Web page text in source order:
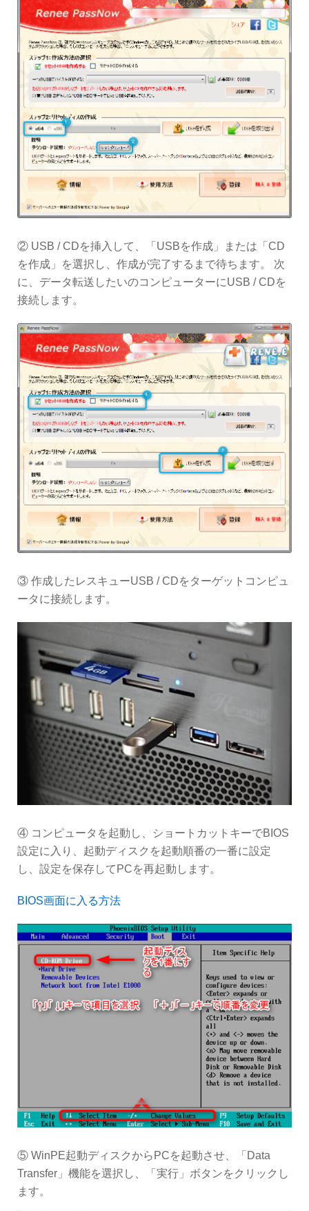
② USB / CDを挿入して、「USBを作成」または「CD
を作成」を選択し、作成が完了するまで待ちます。 次
に、データ転送したいのコンピューターにUSB / CDを
接続します。
③ 作成したレスキューUSB / CDをターゲットコンピュ
ータに接続します。
④ コンピュータを起動し、ショートカットキーでBIOS
設定に入り、起動ディスクを起動順番の一番に設定
し、設定を保存してPCを再起動します。
BIOS画面に入る方法
⑤ WinPE起動ディスクからPCを起動させ、「Data
Transfer」機能を選択し、「実行」ボタンをクリックし
ます。